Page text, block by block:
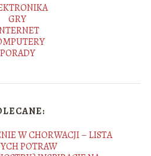
GRY
PORADY
W CHORWACJI – LISTA
POTRAW